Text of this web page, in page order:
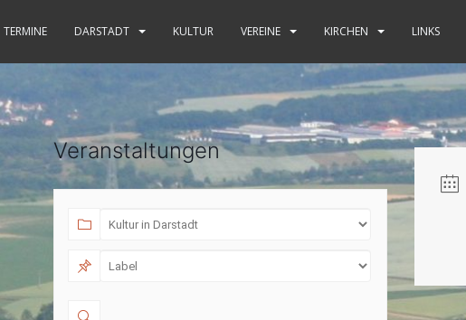
TERMINE DARSTADT KULTUR VEREINE KIRCHEN LINKS
Veranstaltungen